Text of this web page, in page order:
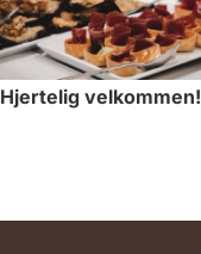
Hjertelig velkommen!